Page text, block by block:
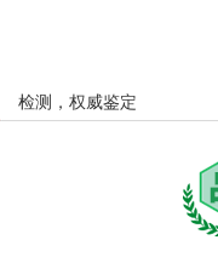
检测，权威鉴定